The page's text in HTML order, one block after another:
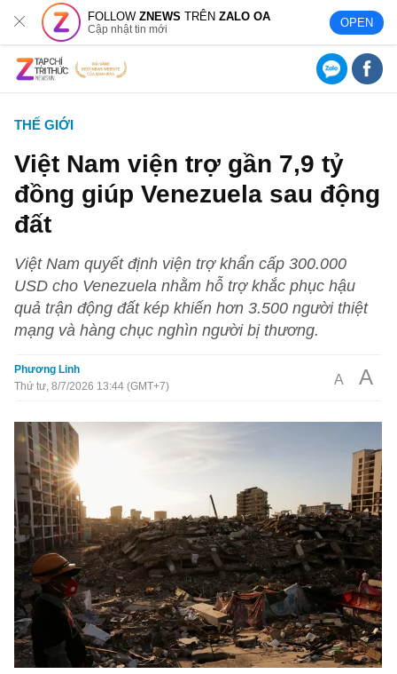
FOLLOWZNEWS TRÊNZALO OA
Cập nhật tin mới OPEN
THẾ GIỚI
Việt Nam viện trợ gần 7,9 tỷ
đồng giúp Venezuela sau động
đất
Việt Nam quyết định viện trợ khẩn cấp 300.000
USD cho Venezuela nhằm hỗ trợ khắc phục hậu
quả trận động đất kép khiến hơn 3.500 người thiệt
mạng và hàng chục nghìn người bị thương.
Phương Linh
Thứ tư, 8/7/2026 13:44 (GMT+7)
A A